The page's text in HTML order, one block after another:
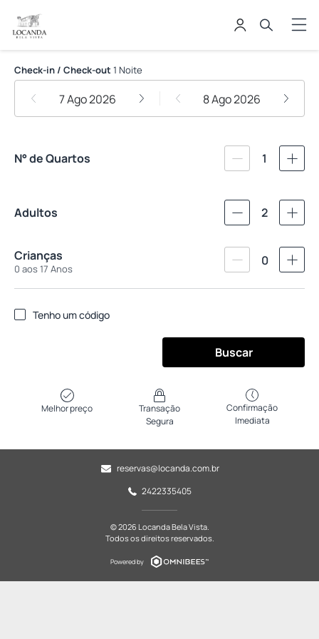
Locanda Bela Vista
Check-in / Check-out 1 Noite
7 Ago 2026 8 Ago 2026
N° de Quartos 1
Adultos 2
Crianças
0 aos 17 Anos
0
Tenho um código
Buscar
Melhor preço
Transação
Segura
Confirmação
Imediata
reservas@locanda.com.br
2422335405
© 2026 Locanda Bela Vista.
Todos os direitos reservados.
Powered by